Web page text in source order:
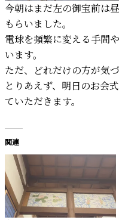
今朝はまだ左の御宝前は
もらいました。
電球を頻繁に変える手間
います。
ただ、どれだけの方が気
とりあえず、明日のお会
ていただきます。
関連